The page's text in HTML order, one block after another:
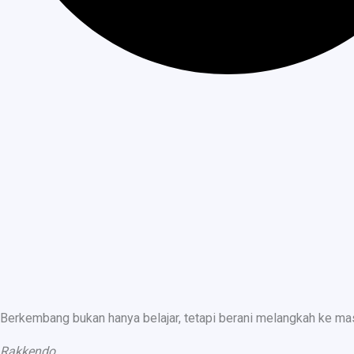
Berkembang bukan hanya belajar, tetapi berani melangkah ke